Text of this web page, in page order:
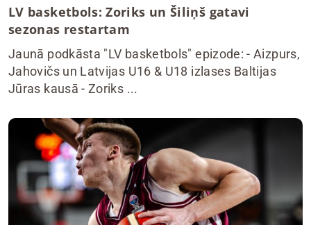
LV basketbols: Zoriks un Šiliņš gatavi
sezonas restartam
Jaunā podkāsta "LV basketbols" epizode: - Aizpurs,
Jahovičs un Latvijas U16 & U18 izlases Baltijas
Jūras kausā - Zoriks ...